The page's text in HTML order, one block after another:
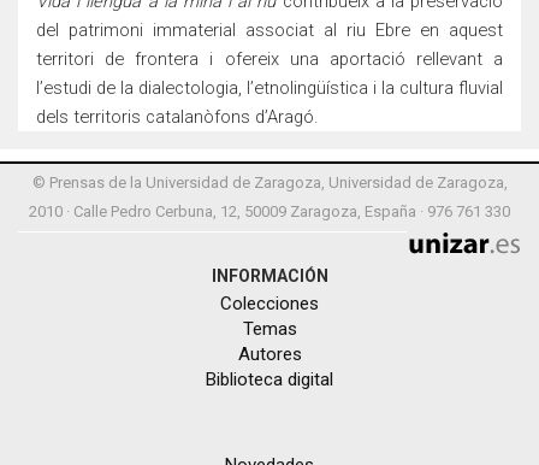
del patrimoni immaterial associat al riu Ebre en aquest
territori de frontera i ofereix una aportació rellevant a
l’estudi de la dialectologia, l’etnolingüística i la cultura fluvial
dels territoris catalanòfons d’Aragó.
© Prensas de la Universidad de Zaragoza, Universidad de Zaragoza,
2010 · Calle Pedro Cerbuna, 12, 50009 Zaragoza, España · 976 761 330
INFORMACIÓN
Colecciones
Temas
Autores
Biblioteca digital